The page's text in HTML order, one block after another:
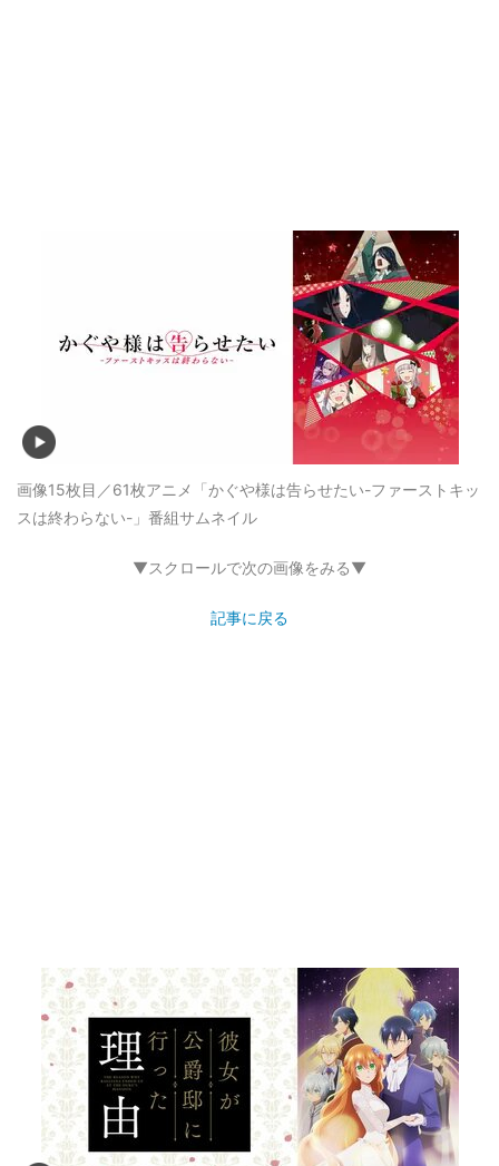
画像15枚目／61枚アニメ「かぐや様は告らせたい-ファーストキッ
スは終わらない-」番組サムネイル
▼スクロールで次の画像をみる▼
記事に戻る